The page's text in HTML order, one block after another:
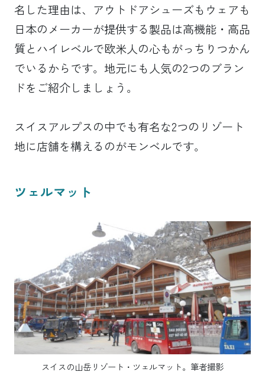
名した理由は、アウトドアシューズもウェアも
日本のメーカーが提供する製品は高機能・高品
質とハイレベルで欧米人の心もがっちりつかん
でいるからです。地元にも人気の2つのブラン
ドをご紹介しましょう。
スイスアルプスの中でも有名な2つのリゾート
地に店舗を構えるのがモンベルです。
ツェルマット
スイスの山岳リゾート・ツェルマット。筆者撮影